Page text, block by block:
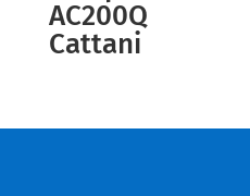
AC200Q
Cattani